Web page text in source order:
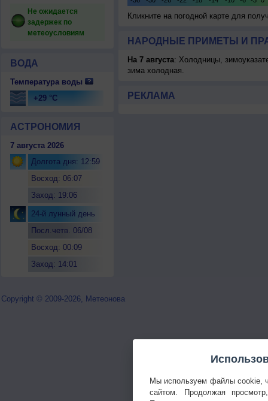
Не ожидается
задержек по
метеоусловиям
ВОДА
Температура воды
+29 °C
АСТРОНОМИЯ
7 августа 2026
Долгота дня: 12:59
Восход: 06:07
Заход: 19:06
24-й лунный день
Посл.четв. 06/08
Восход: 00:09
Заход: 14:01
Кликните на погодной карте для
НАРОДНЫЕ ПРИМЕТЫ И
На 7 августа: Холодницы,
зима холодная.
РЕКЛАМА
Copyright © 2009-2026, Метеонова
Мы используем файлы cookie,
сайтом. Продолжая